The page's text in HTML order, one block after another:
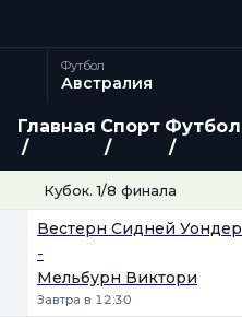
Футбол
Австралия
Главная Спорт Футбол
Кубок. 1/8 финала
Вестерн Сидней
-
Мельбурн Виктори
Завтра в 12:30